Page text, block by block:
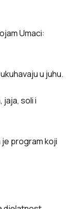
Umaci:
u juhu.
jaja, soli i
je program koji